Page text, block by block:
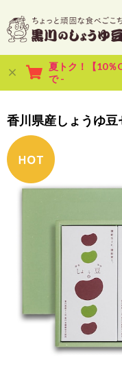
夏トク！【10
で -
香川県産しょうゆ豆